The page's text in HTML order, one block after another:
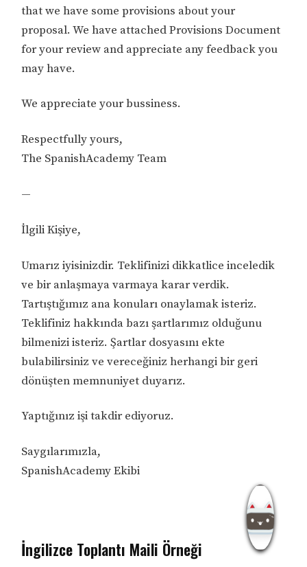
that we have some provisions about your
proposal. We have attached Provisions Document
for your review and appreciate any feedback you
may have.
We appreciate your bussiness.
Respectfully yours,
The SpanishAcademy Team
—
İlgili Kişiye,
Umarız iyisinizdir. Teklifinizi dikkatlice inceledik
ve bir anlaşmaya varmaya karar verdik.
Tartıştığımız ana konuları onaylamak isteriz.
Teklifiniz hakkında bazı şartlarımız olduğunu
bilmenizi isteriz. Şartlar dosyasını ekte
bulabilirsiniz ve vereceğiniz herhangi bir geri
dönüşten memnuniyet duyarız.
Yaptığınız işi takdir ediyoruz.
Saygılarımızla,
SpanishAcademy Ekibi
İngilizce Toplantı Maili Örneği